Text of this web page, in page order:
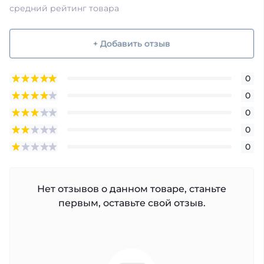
средний рейтинг товара
+ Добавить отзыв
0
0
0
0
0
Нет отзывов о данном товаре, станьте
первым, оставьте свой отзыв.